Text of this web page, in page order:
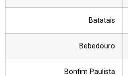
Batatais
Bebedouro
Bonfim Paulista